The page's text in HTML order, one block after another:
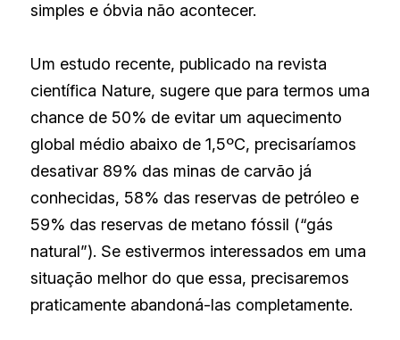
simples e óbvia não acontecer.
Um estudo recente, publicado na revista
científica Nature, sugere que para termos uma
chance de 50% de evitar um aquecimento
global médio abaixo de 1,5ºC, precisaríamos
desativar 89% das minas de carvão já
conhecidas, 58% das reservas de petróleo e
59% das reservas de metano fóssil (“gás
natural”). Se estivermos interessados em uma
situação melhor do que essa, precisaremos
praticamente abandoná-las completamente.